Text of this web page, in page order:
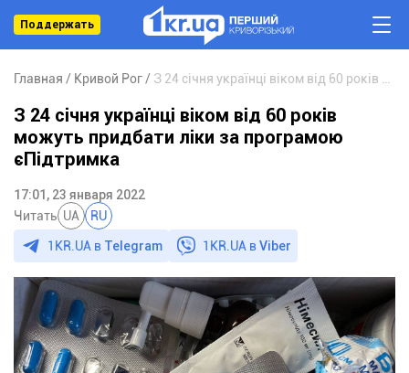
Поддержать
Главная Кривой Рог
З 24 січня українці віком від 60 років
можуть придбати ліки за програмою
єПідтримка
17:01, 23 января 2022
Читать UA RU
1KR.UA в Telegram 1KR.UA вViber